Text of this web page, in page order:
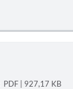
PDF | 927,17 KB